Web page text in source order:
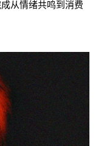
从情绪共鸣到消费